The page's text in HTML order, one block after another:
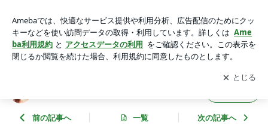
アプリをダウンロードして ブログの更新通知
を受け取りまし
ょう。
開く
前の記事へ 一覧 次の記事へ